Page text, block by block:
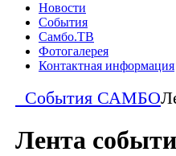
Новости
События
Самбо.ТВ
Фотогалерея
Контактная информация
События САМБО
Лента